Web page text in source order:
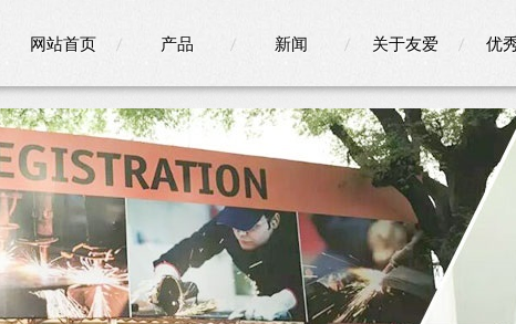
网站首页 产品 新闻 关于友爱 优